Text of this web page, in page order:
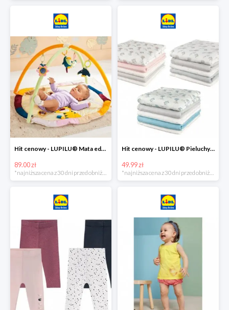
Hit cenowy - LUPILU® Mata edukacyjna dla niemowląt, 1 sztuka
89.00 zł
*najniższa cena z 30 dni przed obniżką
Hit cenowy - LUPILU® Pieluchy tetrowe 80x80 cm, z biobawełny, 5 sztuk
49.99 zł
*najniższa cena z 30 dni przed obniżką